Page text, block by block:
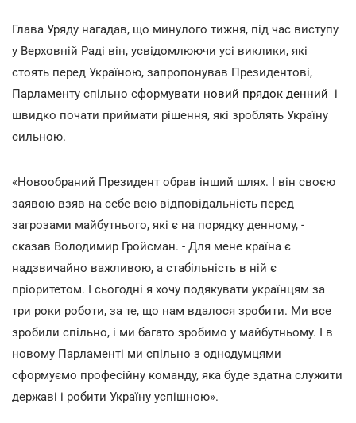
Глава Уряду нагадав, що минулого тижня, під час виступу
у Верховній Раді він, усвідомлюючи усі виклики, які
стоять перед Україною, запропонував Президентові,
Парламенту спільно сформувати новий прядок денний і
швидко почати приймати рішення, які зроблять Україну
сильною.
«Новообраний Президент обрав інший шлях. І він своєю
заявою взяв на себе всю відповідальність перед
загрозами майбутнього, які є на порядку денному, -
сказав Володимир Гройсман. - Для мене країна є
надзвичайно важливою, а стабільність в ній є
пріоритетом. І сьогодні я хочу подякувати українцям за
три роки роботи, за те, що нам вдалося зробити. Ми все
зробили спільно, і ми багато зробимо у майбутньому. І в
новому Парламенті ми спільно з однодумцями
сформуємо професійну команду, яка буде здатна служити
державі і робити Україну успішною».